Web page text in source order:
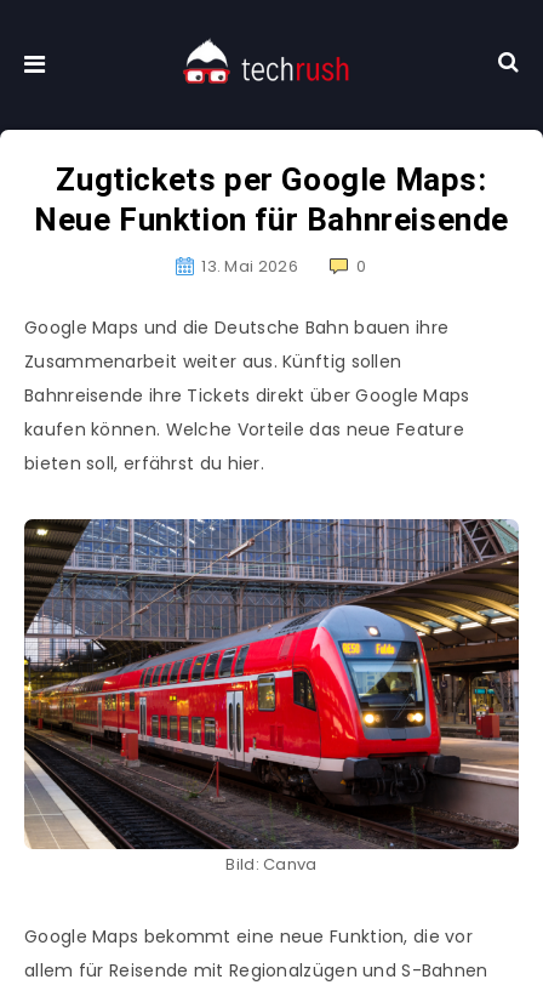
Zugtickets per Google Maps:
Neue Funktion für Bahnreisende
13. Mai 2026 0
Google Maps und die Deutsche Bahn bauen ihre
Zusammenarbeit weiter aus. Künftig sollen
Bahnreisende ihre Tickets direkt über Google Maps
kaufen können. Welche Vorteile das neue Feature
bieten soll, erfährst du hier.
Bild: Canva
Google Maps bekommt eine neue Funktion, die vor
allem für Reisende mit Regionalzügen und S-Bahnen